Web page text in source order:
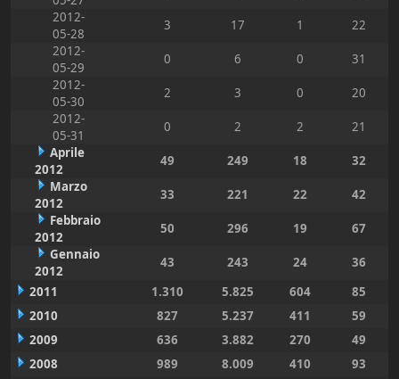
2012-
05-28
3 17 1
22
2012-
05-29
0 6 0
31
2012-
05-30
2 3 0
20
2012-
05-31
0 2 2
21
Aprile
2012
49 249 18
32
Marzo
2012
33 221 22
42
Febbraio
2012
50 296 19
67
Gennaio
2012
43 243 24
36
2011
1.310 5.825 604
85
2010
827 5.237 411
59
2009
636 3.882 270
49
2008
989 8.009 410 93